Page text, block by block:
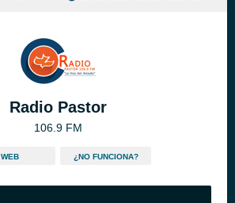
Radio Pastor
106.9 FM
WEB ¿NO FUNCIONA?